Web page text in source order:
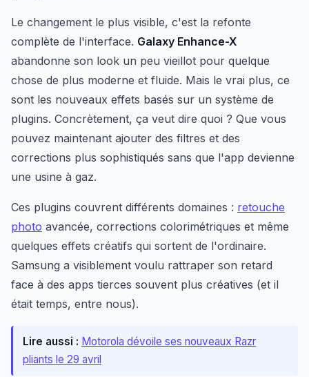
Le changement le plus visible, c'est la refonte
complète de l'interface. Galaxy Enhance-X
abandonne son look un peu vieillot pour quelque
chose de plus moderne et fluide. Mais le vrai plus, ce
sont les nouveaux effets basés sur un système de
plugins. Concrètement, ça veut dire quoi ? Que vous
pouvez maintenant ajouter des filtres et des
corrections plus sophistiqués sans que l'app devienne
une usine à gaz.
Ces plugins couvrent différents domaines : retouche
photo avancée, corrections colorimétriques et même
quelques effets créatifs qui sortent de l'ordinaire.
Samsung a visiblement voulu rattraper son retard
face à des apps tierces souvent plus créatives (et il
était temps, entre nous).
Lire aussi : Motorola dévoile ses nouveaux Razr
pliants le 29 avril